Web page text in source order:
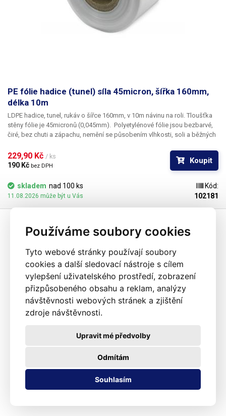
Používáme soubory cookies
Tyto webové stránky používají soubory
cookies a další sledovací nástroje s cílem
vylepšení uživatelského prostředí, zobrazení
přizpůsobeného obsahu a reklam, analýzy
návštěvnosti webových stránek a zjištění
zdroje návštěvnosti.
Souhlasím
Odmítám
Upravit mé předvolby
PE fólie hadice (tunel) síla 45micron, šířka 160mm,
délka 10m
LDPE hadice, tunel, rukáv o šířce 160mm, v 10m návinu na roli. Tloušťka
stěny fólie je 45micronů (0,045mm). ​Polyetylénové fólie jsou bezbarvé,
čiré, bez chuti a zápachu, nemění se působením vlhkosti, soli a běžných
odolné proti mrazu a vlhkosti. Fólie je vhodná pro výrobu pytlů, sáčků a
obalů jakéhokoliv zboží. PE fólie jsou zdravotně nezávadné, 100%
recyklovatelné a jsou vhodné i pro balení potravin (certifikát k
dispozici). Jako obalový prostředek splňují požadavky zákona č.
477/2001 Sb. (zákon o obalech). Ideální pro svařování všemi impulsními
svářečkami z naší nabídky. Cena je za roli 10 metrů. Materiál: LD-PE (Low
Density Polyethylen) Tloušťka materiálu: 45micron (0,045mm)*2 Šířka:
Fotografie je pouze ilustrativní
229,90 Kč / ks
190 Kč bez DPH
Koupit
skladem nad 100 ks
11.08.2026 může být u Vás
Kód:
102181